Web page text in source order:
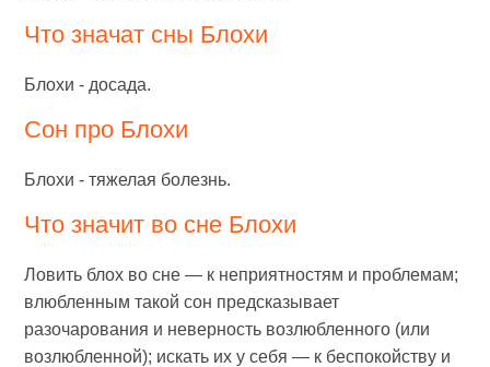
Что значат сны Блохи
Блохи - досада.
Сон про Блохи
Блохи - тяжелая болезнь.
Что значит во сне Блохи
Ловить блох во сне — к неприятностям и проблемам;
влюбленным такой сон предсказывает
разочарования и неверность возлюбленного (или
возлюбленной); искать их у себя — к беспокойству и